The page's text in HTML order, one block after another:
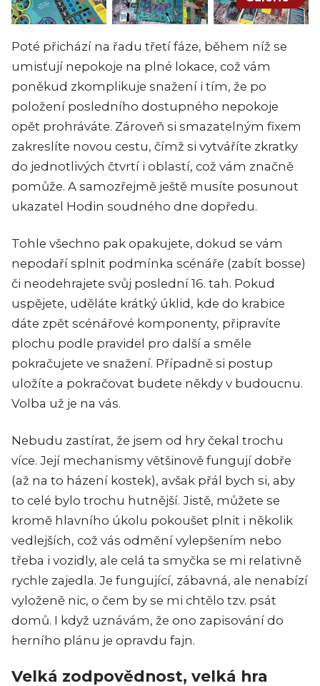
Poté přichází na řadu třetí fáze, během níž se
umisťují nepokoje na plné lokace, což vám
poněkud zkomplikuje snažení i tím, že po
položení posledního dostupného nepokoje
opět prohráváte. Zároveň si smazatelným fixem
zakreslíte novou cestu, čímž si vytváříte zkratky
do jednotlivých čtvrtí i oblastí, což vám značně
pomůže. A samozřejmě ještě musíte posunout
ukazatel Hodin soudného dne dopředu.
Tohle všechno pak opakujete, dokud se vám
nepodaří splnit podmínka scénáře (zabít bosse)
či neodehrajete svůj poslední 16. tah. Pokud
uspějete, uděláte krátký úklid, kde do krabice
dáte zpět scénářové komponenty, připravíte
plochu podle pravidel pro další a směle
pokračujete ve snažení. Případně si postup
uložíte a pokračovat budete někdy v budoucnu.
Volba už je na vás.
Nebudu zastírat, že jsem od hry čekal trochu
více. Její mechanismy většinově fungují dobře
(až na to házení kostek), avšak přál bych si, aby
to celé bylo trochu hutnější. Jistě, můžete se
kromě hlavního úkolu pokoušet plnit i několik
vedlejších, což vás odmění vylepšením nebo
třeba i vozidly, ale celá ta smyčka se mi relativně
rychle zajedla. Je fungující, zábavná, ale nenabízí
vyloženě nic, o čem by se mi chtělo tzv. psát
domů. I když uznávám, že ono zapisování do
herního plánu je opravdu fajn.
Velká zodpovědnost, velká hra